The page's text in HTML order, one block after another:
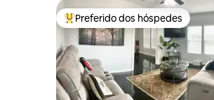
Entre os melhores preferidos dos
Preferido dos hóspedes